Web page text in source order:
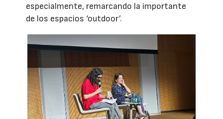
especialmente, remarcando la importante
de los espacios ‘outdoor’.